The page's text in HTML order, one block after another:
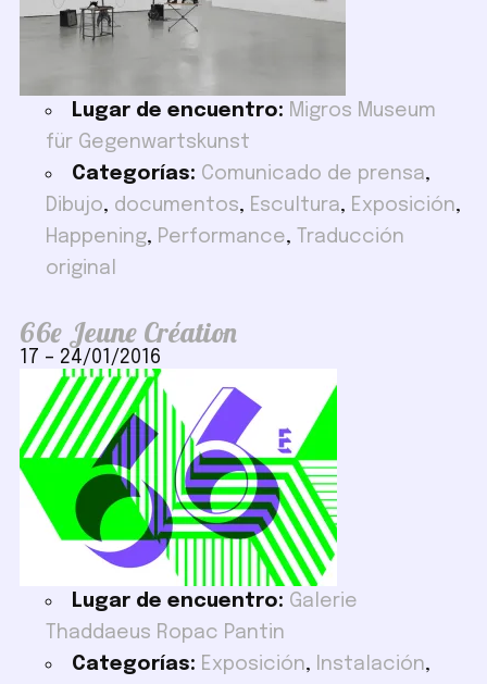
Lugar de encuentro: Migros Museum
für Gegenwartskunst
Categorías: Comunicado de prensa,
Dibujo, documentos, Escultura, Exposición,
Happening, Performance,
Traducción
original
66e Jeune Création
17 – 24/01/2016
Lugar de encuentro: Galerie
Thaddaeus Ropac Pantin
Categorías: Exposición, Instalación,